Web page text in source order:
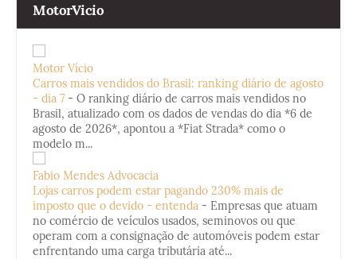
MotorVicio
Motor Vício
Carros mais vendidos do Brasil: ranking diário de agosto
- dia 7 - O ranking diário de carros mais vendidos no
Brasil, atualizado com os dados de vendas do dia *6 de
agosto de 2026*, apontou a *Fiat Strada* como o
modelo m...
Fabio Mendes Advocacia
Lojas carros podem estar pagando 230% mais de
imposto que o devido - entenda - Empresas que atuam
no comércio de veículos usados, seminovos ou que
operam com a consignação de automóveis podem estar
enfrentando uma carga tributária até...